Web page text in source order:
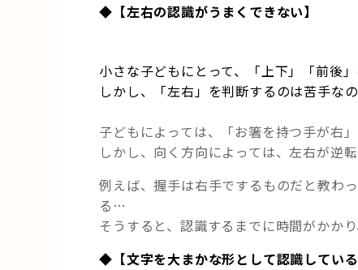
◆【左右の認識がうまくできない】
小さな子どもにとって、「上下」「前後
しかし、「左右」を判断するのは苦手なの
子どもによっては、「お箸を持つ手が右
しかし、向く方向によっては、左右が逆
例えば、握手は右手でするものだと教わ
る…
そうすると、認識するまでに時間がかか
◆【文字を大まかな形として認識している